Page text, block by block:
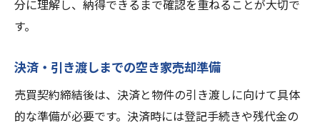
分に理解し、納得できるまで確認を重ねることが大切で
す。
決済・引き渡しまでの空き家売却準備
売買契約締結後は、決済と物件の引き渡しに向けて具体
的な準備が必要です。決済時には登記手続きや残代金の